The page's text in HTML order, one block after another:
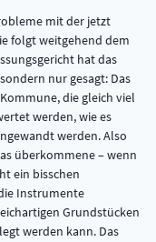
mit der jetzt
folgt weitgehend dem
hat das
nur gesagt: Das
die gleich viel
werden, wie es
werden. Also
überkommene – wenn
ein bisschen
Instrumente
Grundstücken
werden kann. Das